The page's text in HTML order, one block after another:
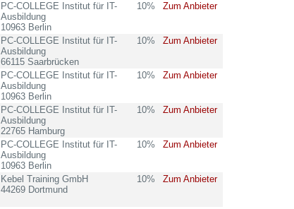
PC-COLLEGE Institut für IT-
Ausbildung
10963 Berlin
10% Zum Anbieter
PC-COLLEGE Institut für IT-
Ausbildung
66115 Saarbrücken
10% Zum Anbieter
PC-COLLEGE Institut für IT-
Ausbildung
10963 Berlin
10% Zum Anbieter
PC-COLLEGE Institut für IT-
Ausbildung
22765 Hamburg
10% Zum Anbieter
PC-COLLEGE Institut für IT-
Ausbildung
10963 Berlin
10% Zum Anbieter
Kebel Training GmbH
44269 Dortmund
10% Zum Anbieter